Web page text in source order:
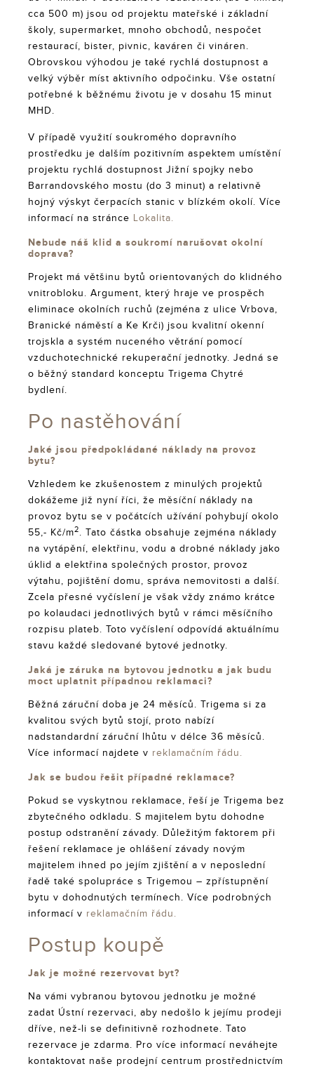
cca 500 m) jsou od projektu mateřské i základní
školy, supermarket, mnoho obchodů, nespočet
restaurací, bister, pivnic, kaváren či vináren.
Obrovskou výhodou je také rychlá dostupnost a
velký výběr míst aktivního odpočinku. Vše ostatní
potřebné k běžnému životu je v dosahu 15 minut
MHD.
V případě využití soukromého dopravního
prostředku je dalším pozitivním aspektem umístění
projektu rychlá dostupnost Jižní spojky nebo
Barrandovského mostu (do 3 minut) a relativně
hojný výskyt čerpacích stanic v blízkém okolí. Více
informací na stránce Lokalita.
Nebude náš klid a soukromí narušovat okolní
doprava?
Projekt má většinu bytů orientovaných do klidného
vnitrobloku. Argument, který hraje ve prospěch
eliminace okolních ruchů (zejména z ulice Vrbova,
Branické náměstí a Ke Krči) jsou kvalitní okenní
trojskla a systém nuceného větrání pomocí
vzduchotechnické rekuperační jednotky. Jedná se
o běžný standard konceptu Trigema Chytré
bydlení.
Po nastěhování
Jaké jsou předpokládané náklady na provoz
bytu?
Vzhledem ke zkušenostem z minulých projektů
dokážeme již nyní říci, že měsíční náklady na
provoz bytu se v počátcích užívání pohybují okolo
55,- Kč/m2. Tato částka obsahuje zejména náklady
na vytápění, elektřinu, vodu a drobné náklady jako
úklid a elektřina společných prostor, provoz
výtahu, pojištění domu, správa nemovitosti a další.
Zcela přesné vyčíslení je však vždy známo krátce
po kolaudaci jednotlivých bytů v rámci měsíčního
rozpisu plateb. Toto vyčíslení odpovídá aktuálnímu
stavu každé sledované bytové jednotky.
Jaká je záruka na bytovou jednotku a jak budu
moct uplatnit případnou reklamaci?
Běžná záruční doba je 24 měsíců. Trigema si za
kvalitou svých bytů stojí, proto nabízí
nadstandardní záruční lhůtu v délce 36 měsíců.
Více informací najdete v reklamačním řádu.
Jak se budou řešit případné reklamace?
Pokud se vyskytnou reklamace, řeší je Trigema bez
zbytečného odkladu. S majitelem bytu dohodne
postup odstranění závady. Důležitým faktorem při
řešení reklamace je ohlášení závady novým
majitelem ihned po jejím zjištění a v neposlední
řadě také spolupráce s Trigemou – zpřístupnění
bytu v dohodnutých termínech. Více podrobných
informací v reklamačním řádu.
Postup koupě
Jak je možné rezervovat byt?
Na vámi vybranou bytovou jednotku je možné
zadat Ústní rezervaci, aby nedošlo k jejímu prodeji
dříve, než-li se definitivně rozhodnete. Tato
rezervace je zdarma. Pro více informací neváhejte
kontaktovat naše prodejní centrum prostřednictvím